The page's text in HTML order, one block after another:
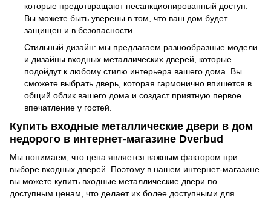
которые предотвращают несанкционированный доступ.
Вы можете быть уверены в том, что ваш дом будет
защищен и в безопасности.
Стильный дизайн: мы предлагаем разнообразные модели
и дизайны входных металлических дверей, которые
подойдут к любому стилю интерьера вашего дома. Вы
сможете выбрать дверь, которая гармонично впишется в
общий облик вашего дома и создаст приятную первое
впечатление у гостей.
Купить входные металлические двери в дом
недорого в интернет-магазине Dverbud
Мы понимаем, что цена является важным фактором при
выборе входных дверей. Поэтому в нашем интернет-магазине
вы можете купить входные металлические двери по
доступным ценам, что делает их более доступными для